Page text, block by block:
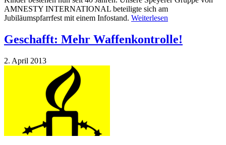
AMNESTY INTERNATIONAL beteiligte sich am
Jubiläumspfarrfest mit einem Infostand. Weiterlesen
Geschafft: Mehr Waffenkontrolle!
2. April 2013